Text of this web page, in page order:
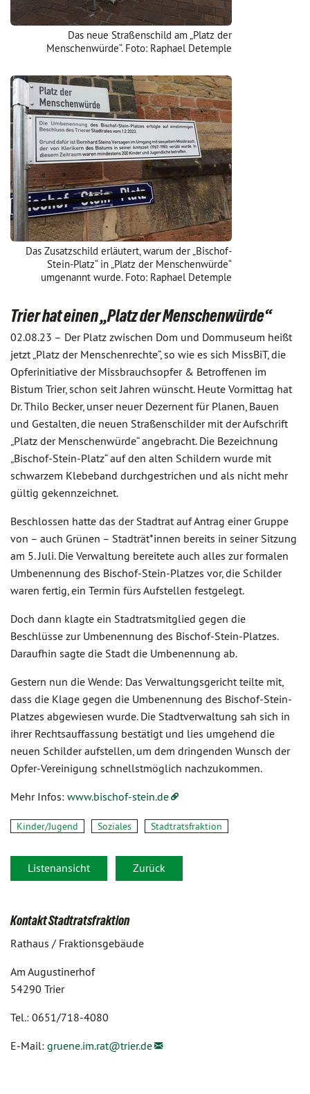
Das neue Straßenschild am „Platz der
Menschenwürde“. Foto: Raphael Detemple
Das Zusatzschild erläutert, warum der „Bischof-
Stein-Platz“ in „Platz der Menschenwürde“
umgenannt wurde. Foto: Raphael Detemple
Trier hat einen „Platz der Menschenwürde“
02.08.23 – Der Platz zwischen Dom und Dommuseum heißt
jetzt „Platz der Menschenrechte“, so wie es sich MissBiT, die
Opferinitiative der Missbrauchsopfer & Betroffenen im
Bistum Trier, schon seit Jahren wünscht. Heute Vormittag hat
Dr. Thilo Becker, unser neuer Dezernent für Planen, Bauen
und Gestalten, die neuen Straßenschilder mit der Aufschrift
„Platz der Menschenwürde“ angebracht. Die Bezeichnung
„Bischof-Stein-Platz“ auf den alten Schildern wurde mit
schwarzem Klebeband durchgestrichen und als nicht mehr
gültig gekennzeichnet.
Beschlossen hatte das der Stadtrat auf Antrag einer Gruppe
von – auch Grünen – Stadträt*innen bereits in seiner Sitzung
am 5. Juli. Die Verwaltung bereitete auch alles zur formalen
Umbenennung des Bischof-Stein-Platzes vor, die Schilder
waren fertig, ein Termin fürs Aufstellen festgelegt.
Doch dann klagte ein Stadtratsmitglied gegen die
Beschlüsse zur Umbenennung des Bischof-Stein-Platzes.
Daraufhin sagte die Stadt die Umbenennung ab.
Gestern nun die Wende: Das Verwaltungsgericht teilte mit,
dass die Klage gegen die Umbenennung des Bischof-Stein-
Platzes abgewiesen wurde. Die Stadtverwaltung sah sich in
ihrer Rechtsauffassung bestätigt und lies umgehend die
neuen Schilder aufstellen, um dem dringenden Wunsch der
Opfer-Vereinigung schnellstmöglich nachzukommen.
Mehr Infos: www.bischof-stein.de
Kinder/Jugend Soziales Stadtratsfraktion
Listenansicht Zurück
Kontakt Stadtratsfraktion
Rathaus / Fraktionsgebäude
Am Augustinerhof
54290 Trier
Tel.: 0651/718-4080
E-Mail: gruene.im.rat@trier.de